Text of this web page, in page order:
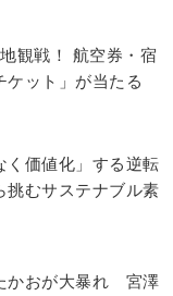
観戦！ 航空券・宿
ット」が当たる
く価値化」する逆転
挑むサステナブル素
かおが大暴れ 宮澤